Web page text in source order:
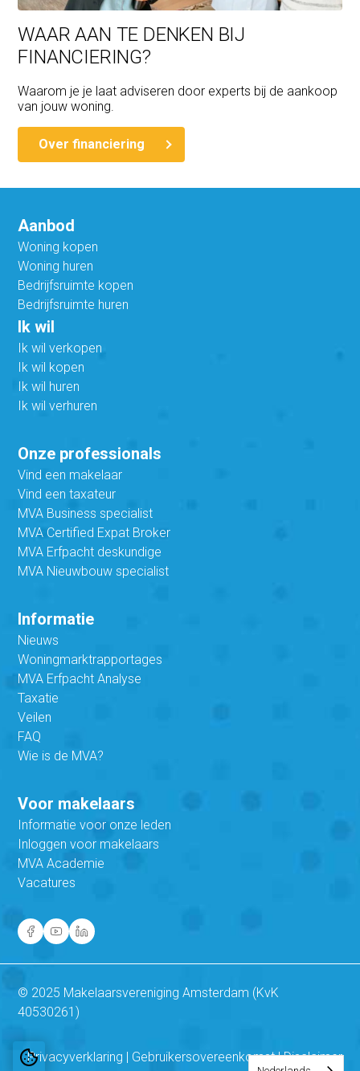
WAAR AAN TE DENKEN BIJ
FINANCIERING?
Waarom je je laat adviseren door experts bij de aankoop
van jouw woning.
Over financiering
Aanbod
Woning kopen
Woning huren
Bedrijfsruimte kopen
Bedrijfsruimte huren
Ik wil
Ik wil verkopen
Ik wil kopen
Ik wil huren
Ik wil verhuren
Onze professionals
Vind een makelaar
Vind een taxateur
MVA Business specialist
MVA Certified Expat Broker
MVA Erfpacht deskundige
MVA Nieuwbouw specialist
Informatie
Nieuws
Woningmarktrapportages
MVA Erfpacht Analyse
Taxatie
Veilen
FAQ
Wie is de MVA?
Voor makelaars
Informatie voor onze leden
Inloggen voor makelaars
MVA Academie
Vacatures
© 2025 Makelaarsvereniging Amsterdam (KvK
40530261)
Privacyverklaring | Gebruikersovereenkomst|Disclaimer